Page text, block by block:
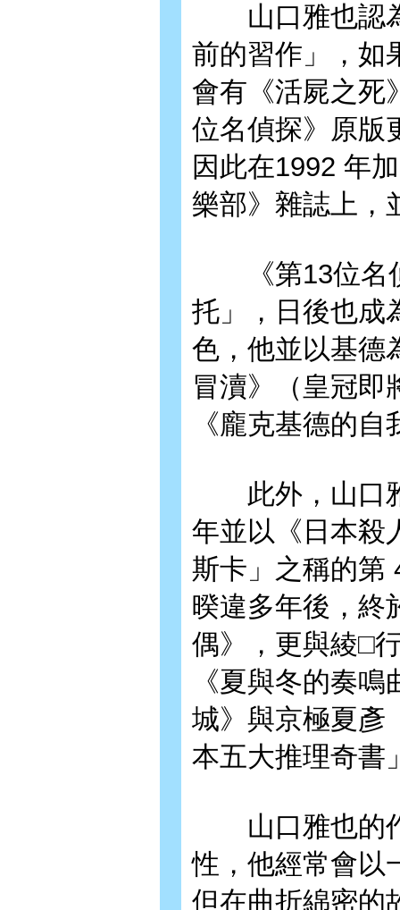
山口雅也認為
前的習作」，如
會有《活屍之死
位名偵探》原版
因此在1992 年
樂部》雜誌上，
《第13位名偵
托」，日後也成
色，他並以基德
冒瀆》（皇冠即
《龐克基德的
此外，山口雅
年並以《日本殺
斯卡」之稱的第
暌違多年後，終
偶》，更與綾□
《夏與冬的奏
城》與京極夏彥
本五大推理奇書
山口雅也的作
性，他經常會以
但在曲折綿密的